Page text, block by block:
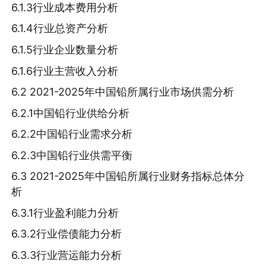
6.1.3行业成本费用分析
6.1.4行业总资产分析
6.1.5行业企业数量分析
6.1.6行业主营收入分析
6.2 2021-2025年中国铅所属行业市场供需分析
6.2.1中国铅行业供给分析
6.2.2中国铅行业需求分析
6.2.3中国铅行业供需平衡
6.3 2021-2025年中国铅所属行业财务指标总体分
析
6.3.1行业盈利能力分析
6.3.2行业偿债能力分析
6.3.3行业营运能力分析